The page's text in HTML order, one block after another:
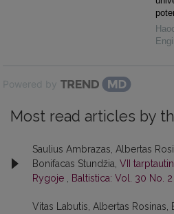
Powered by
Most read articles by
Saulius Ambrazas, Albertas
Bonifacas Stundžia, VII
Rygoje
Baltistica: Vol. 30 No. 2
Vitas Labutis, Albertas Rosinas,